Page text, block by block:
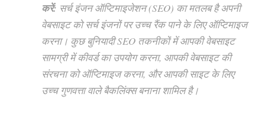
करें: सर्च इंजन ऑप्टिमाइजेशन (SEO) का मतलब है अपनी
वेबसाइट को सर्च इंजनों पर उच्च रैंक पाने के लिए ऑप्टिमाइज
करना। कुछ बुनियादी SEO तकनीकों में आपकी वेबसाइट
सामग्री में कीवर्ड का उपयोग करना, आपकी वेबसाइट की
संरचना को ऑप्टिमाइज करना, और आपकी साइट के लिए
उच्च गुणवत्ता वाले बैकलिंक्स बनाना शामिल है।